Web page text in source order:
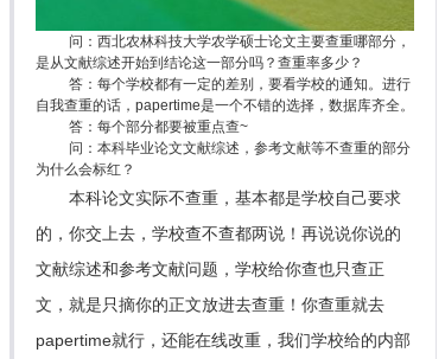
问：西北农林科技大学农学硕士论文主要查重哪部分，
是从文献综述开始到结论这一部分吗？查重率多少？
答：每个学校都有一定的差别，要看学校的通知。进行
自我查重的话，papertime是一个不错的选择，数据库齐全。
答：每个部分都要被重点查~
问：本科毕业论文文献综述，参考文献等不查重的部分
为什么会标红？
本科论文实际不查重，基本都是学校自己要求
的，你交上去，学校查不查都两说！再说说你说的
文献综述和参考文献问题，学校给你查也只查正
文，就是只摘你的正文放进去查重！你查重就去
papertime就行，还能在线改重，我们学校给的内部